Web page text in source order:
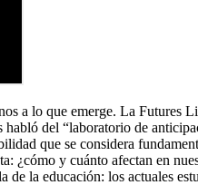
a lo que emerge. La
del “laboratorio de
que se considera
¿cómo y cuánto afectan en
la educación: los actuales